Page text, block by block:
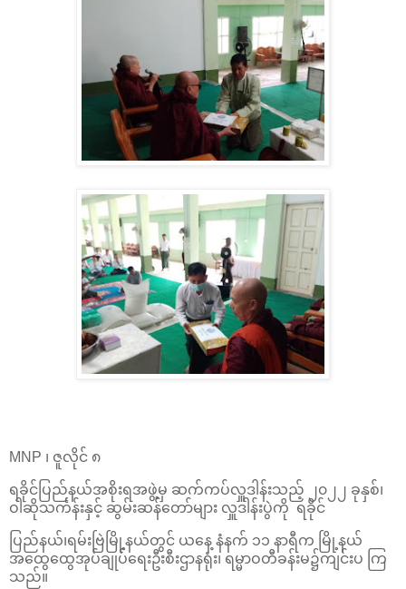
MNP ၊ ဇူလိုင် ၈
ရခိုင်ပြည်နယ်အစိုးရအဖွဲ့မှ ဆက်ကပ်လှူဒါန်းသည့် ၂၀၂၂ ခုနှစ်၊
ဝါဆိုသင်္ကန်းနှင့် ဆွမ်းဆန်တော်များ လှူဒါန်းပွဲကို ရခိုင်
ပြည်နယ်၊ရမ်းဗြဲမြို့နယ်တွင် ယနေ့ နံနက် ၁၁ နာရီက မြို့နယ်
အထွေထွေအုပ်ချုပ်ရေးဦးစီးဌာနရုံး၊ ရမ္မာဝတီခန်းမ၌ကျင်းပ ကြ
သည်။